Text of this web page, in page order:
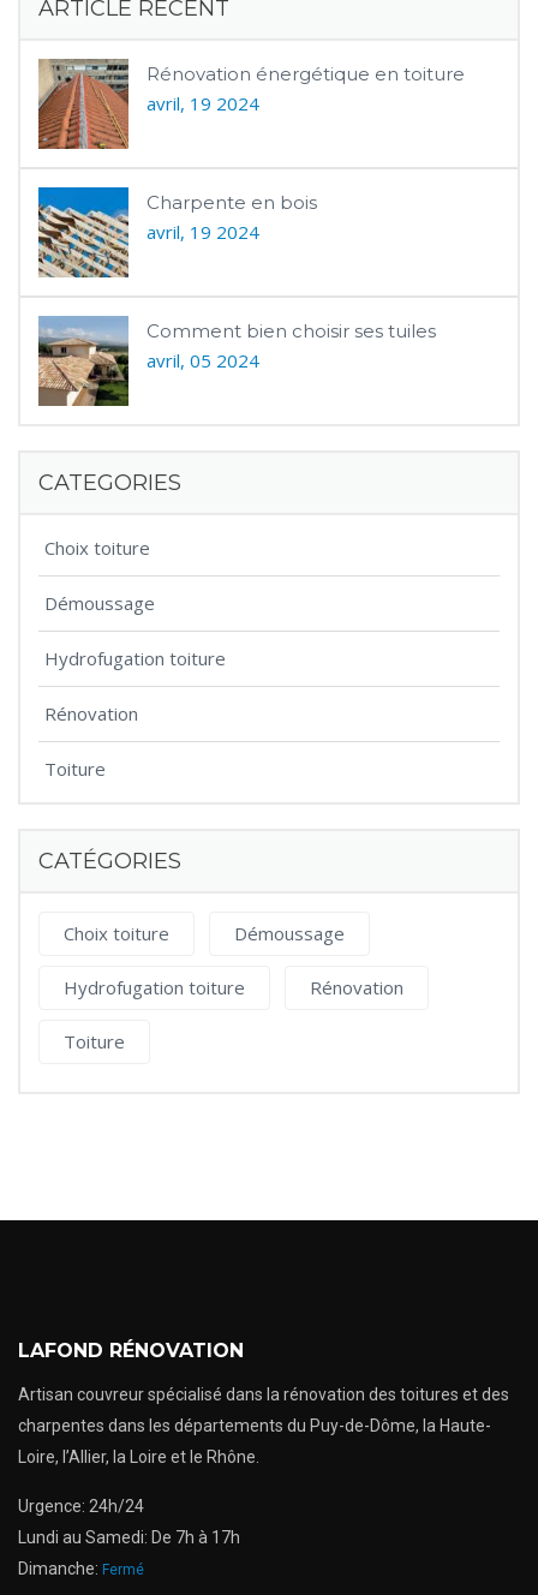
ARTICLE RÉCENT
Rénovation énergétique en toiture
avril, 19 2024
Charpente en bois
avril, 19 2024
Comment bien choisir ses tuiles
avril, 05 2024
CATEGORIES
Choix toiture
Démoussage
Hydrofugation toiture
Rénovation
Toiture
CATÉGORIES
Choix toiture Démoussage
Hydrofugation toiture Rénovation
Toiture
LAFOND RÉNOVATION
Artisan couvreur spécialisé dans la rénovation des toitures et des
charpentes dans les départements du Puy-de-Dôme, la Haute-
Loire, l’Allier, la Loire et le Rhône.
Urgence: 24h/24
Lundi au Samedi: De 7h à 17h
Dimanche: Fermé